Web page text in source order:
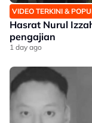
VIDEO TERKINI &
Hasrat Nurul
pengajian
1 day ago